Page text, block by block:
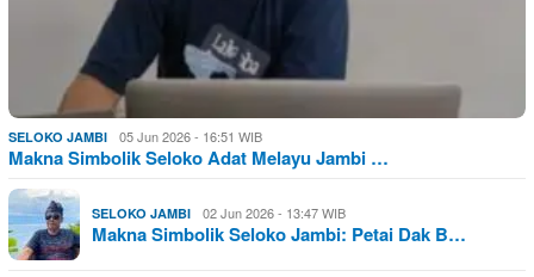
SELOKO JAMBI 05 Jun 2026 - 16:51 WIB
Makna Simbolik Seloko Adat Melayu Jambi …
SELOKO JAMBI 02 Jun 2026 - 13:47 WIB
Makna Simbolik Seloko Jambi: Petai Dak B…